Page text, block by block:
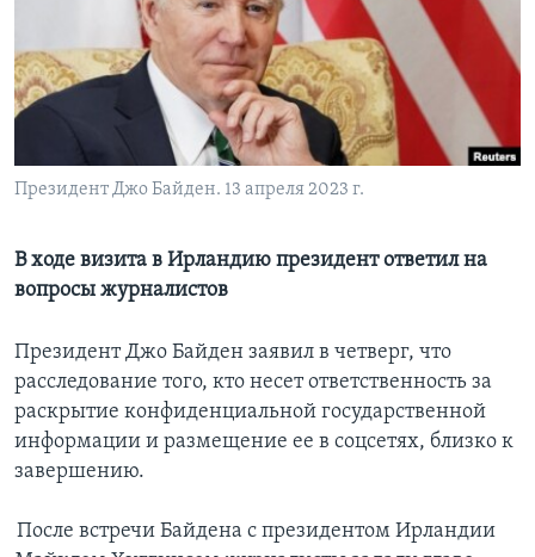
Learning English
СОЦИАЛЬНЫЕ СЕТИ
Президент Джо Байден. 13 апреля 2023 г.
В ходе визита в Ирландию президент ответил на
вопросы журналистов
Президент Джо Байден заявил в четверг, что
расследование того, кто несет ответственность за
раскрытие конфиденциальной государственной
информации и размещение ее в соцсетях, близко к
завершению.
После встречи Байдена с президентом Ирландии